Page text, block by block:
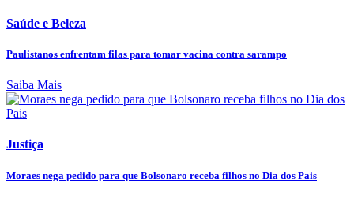
Saúde e Beleza
Paulistanos enfrentam filas para tomar vacina contra sarampo
Saiba Mais
Justiça
Moraes nega pedido para que Bolsonaro receba filhos no Dia dos Pais